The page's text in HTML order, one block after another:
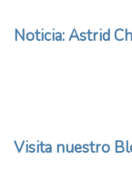
Noticia: Astrid
Visita nuestro